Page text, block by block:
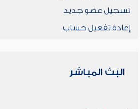
تسجيل عضو جديد
إعادة تفعيل حساب
البث المباشر